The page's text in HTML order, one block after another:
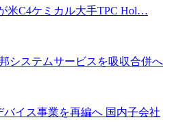
米C4ケミカル大手TPC Hol…
システムサービスを吸収合併へ
イス事業を再編へ 国内子会社